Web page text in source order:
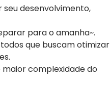
desenvolvimento,
para o amanha~.
que buscam otimizar
maior complexidade do